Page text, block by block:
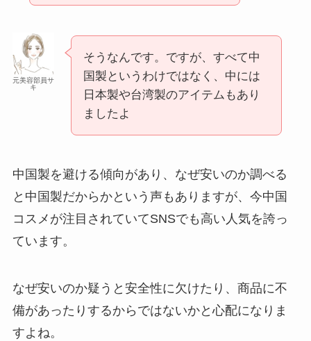
元美容部員サ
キ
そうなんです。ですが、すべて中
国製というわけではなく、中には
日本製や台湾製のアイテムもあり
ましたよ
中国製を避ける傾向があり、なぜ安いのか調べる
と中国製だからかという声もありますが、今中国
コスメが注目されていてSNSでも高い人気を誇っ
ています。
なぜ安いのか疑うと安全性に欠けたり、商品に不
備があったりするからではないかと心配になりま
すよね。